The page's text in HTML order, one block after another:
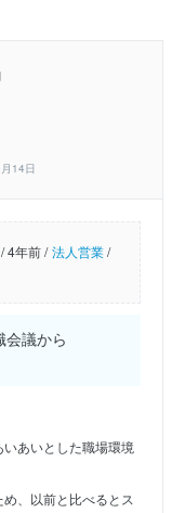
14日
/4年前 / 法人営業/
議から
あいとした職場環境
、以前と比べるとス